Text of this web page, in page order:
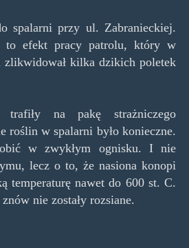
spalarni przy ul. Zabranieckiej.
to efekt pracy patrolu, który w
zlikwidował kilka dzikich poletek
trafiły na pakę strażniczego
roślin w spalarni było konieczne.
w zwykłym ognisku. I nie
lecz o to, że nasiona konopi
temperaturę nawet do 600 st. C.
nie zostały rozsiane.